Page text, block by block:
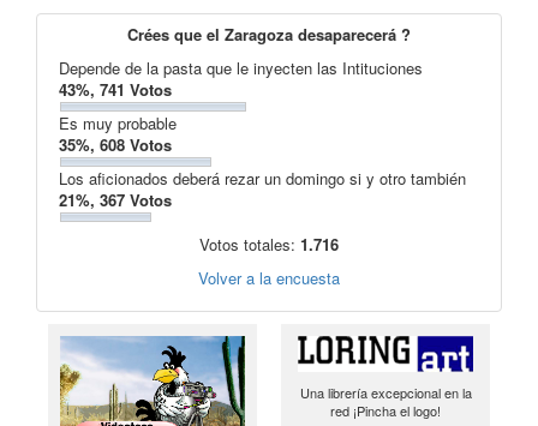
Crées que el Zaragoza desaparecerá ?
Depende de la pasta que le inyecten las Intituciones
43%, 741 Votos
Es muy probable
35%, 608 Votos
Los aficionados deberá rezar un domingo si y otro también
21%, 367 Votos
Votos totales: 1.716
Volver a la encuesta
Una librería excepcional en la
red ¡Pincha el logo!